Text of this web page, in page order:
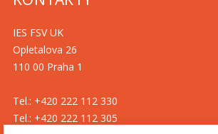
IES FSV UK
Opletalova 26
110 00 Praha 1
Tel.: +420 222 112 330
Tel.: +420 222 112 305